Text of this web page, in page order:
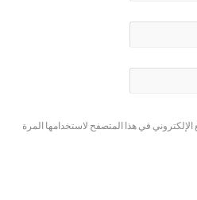
في هذا المتصفح لاستخدامها المرة